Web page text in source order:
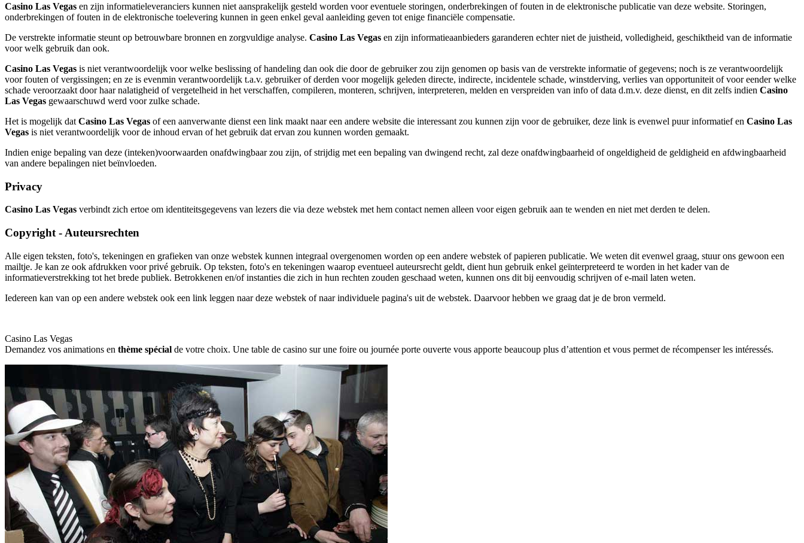
Casino Las Vegas en zijn informatieleveranciers kunnen niet aansprakelijk gesteld worden voor eventuele storingen, onderbrekingen of fouten in de elektronische publicatie van deze website. Storingen,
onderbrekingen of fouten in de elektronische toelevering kunnen in geen enkel geval aanleiding geven tot enige financiële compensatie.
De verstrekte informatie steunt op betrouwbare bronnen en zorgvuldige analyse. Casino Las Vegas en zijn informatieaanbieders garanderen echter niet de juistheid, volledigheid, geschiktheid van de informatie
voor welk gebruik dan ook.
Casino Las Vegas is niet verantwoordelijk voor welke beslissing of handeling dan ook die door de gebruiker zou zijn genomen op basis van de verstrekte informatie of gegevens; noch is ze verantwoordelijk
voor fouten of vergissingen; en ze is evenmin verantwoordelijk t.a.v. gebruiker of derden voor mogelijk geleden directe, indirecte, incidentele schade, winstderving, verlies van opportuniteit of voor eender welke
schade veroorzaakt door haar nalatigheid of vergetelheid in het verschaffen, compileren, monteren, schrijven, interpreteren, melden en verspreiden van info of data d.m.v. deze dienst, en dit zelfs indien Casino
Las Vegas gewaarschuwd werd voor zulke schade.
Het is mogelijk dat Casino Las Vegas of een aanverwante dienst een link maakt naar een andere website die interessant zou kunnen zijn voor de gebruiker, deze link is evenwel puur informatief en Casino Las
Vegas is niet verantwoordelijk voor de inhoud ervan of het gebruik dat ervan zou kunnen worden gemaakt.
Indien enige bepaling van deze (inteken)voorwaarden onafdwingbaar zou zijn, of strijdig met een bepaling van dwingend recht, zal deze onafdwingbaarheid of ongeldigheid de geldigheid en afdwingbaarheid
van andere bepalingen niet beïnvloeden.
Privacy
Casino Las Vegas verbindt zich ertoe om identiteitsgegevens van lezers die via deze webstek met hem contact nemen alleen voor eigen gebruik aan te wenden en niet met derden te delen.
Copyright - Auteursrechten
Alle eigen teksten, foto's, tekeningen en grafieken van onze webstek kunnen integraal overgenomen worden op een andere webstek of papieren publicatie. We weten dit evenwel graag, stuur ons gewoon een
mailtje. Je kan ze ook afdrukken voor privé gebruik. Op teksten, foto's en tekeningen waarop eventueel auteursrecht geldt, dient hun gebruik enkel geïnterpreteerd te worden in het kader van de
informatieverstrekking tot het brede publiek. Betrokkenen en/of instanties die zich in hun rechten zouden geschaad weten, kunnen ons dit bij eenvoudig schrijven of e-mail laten weten.
Iedereen kan van op een andere webstek ook een link leggen naar deze webstek of naar individuele pagina's uit de webstek. Daarvoor hebben we graag dat je de bron vermeld.
Casino Las Vegas
Demandez vos animations en thème spécial de votre choix. Une table de casino sur une foire ou journée porte ouverte vous apporte beaucoup plus d’attention et vous permet de récompenser les intéressés.